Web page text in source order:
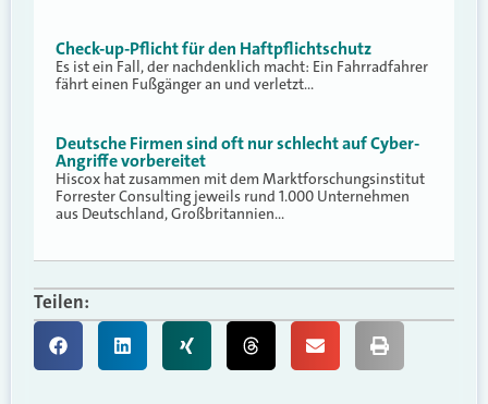
Check-up-Pflicht für den Haftpflichtschutz
Es ist ein Fall, der nachdenklich macht: Ein Fahrradfahrer
fährt einen Fußgänger an und verletzt…
Deutsche Firmen sind oft nur schlecht auf Cyber-
Angriffe vorbereitet
Hiscox hat zusammen mit dem Marktforschungsinstitut
Forrester Consulting jeweils rund 1.000 Unternehmen
aus Deutschland, Großbritannien…
Teilen: